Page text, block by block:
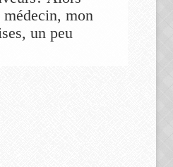
mon
un peu